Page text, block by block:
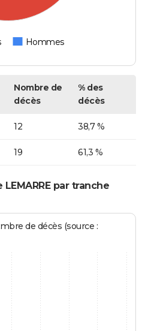
Hommes
Nombre de
décès
% des
décès
12 38,7 %
19 61,3 %
par tranche
de décès (source :